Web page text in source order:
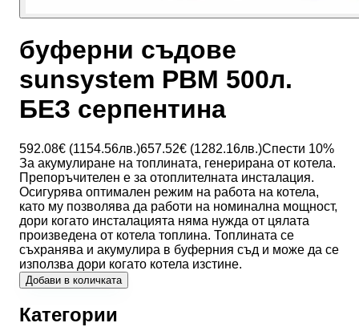
буферни съдове
sunsystem PBM 500л.
БЕЗ серпентина
592.08€ (1154.56лв.)657.52€ (1282.16лв.)Спести 10%
За акумулиране на топлината, генерирана от котела.
Препоръчителен е за отоплителната инсталация.
Осигурява оптимален режим на работа на котела,
като му позволява да работи на номинална мощност,
дори когато инсталацията няма нужда от цялата
произведена от котела топлина. Топлината се
съхранява и акумулира в буферния съд и може да се
използва дори когато котела изстине.
Добави в количката
Категории